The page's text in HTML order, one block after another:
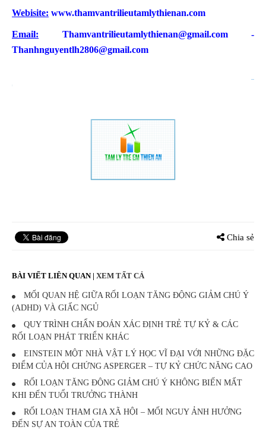
Webisite: www.thamvantrilieutamlythienan.com
Email: Thamvantrilieutamlythienan@gmail.com -
Thanhnguyentlh2806@gmail.com
Chia sẻ
BÀI VIẾT LIÊN QUAN | XEM TẤT CẢ
MỐI QUAN HỆ GIỮA RỐI LOẠN TĂNG ĐỘNG GIẢM CHÚ Ý
(ADHD) VÀ GIẤC NGỦ
QUY TRÌNH CHẨN ĐOÁN XÁC ĐỊNH TRẺ TỰ KỶ & CÁC
RỐI LOẠN PHÁT TRIỂN KHÁC
EINSTEIN MỘT NHÀ VẬT LÝ HỌC VĨ ĐẠI VỚI NHỮNG ĐẶC
ĐIỂM CỦA HỘI CHỨNG ASPERGER – TỰ KỶ CHỨC NĂNG CAO
RỐI LOẠN TĂNG ĐỘNG GIẢM CHÚ Ý KHÔNG BIẾN MẤT
KHI ĐẾN TUỔI TRƯỞNG THÀNH
RỐI LOẠN THAM GIA XÃ HỘI – MỐI NGUY ẢNH HƯỞNG
ĐẾN SỰ AN TOÀN CỦA TRẺ